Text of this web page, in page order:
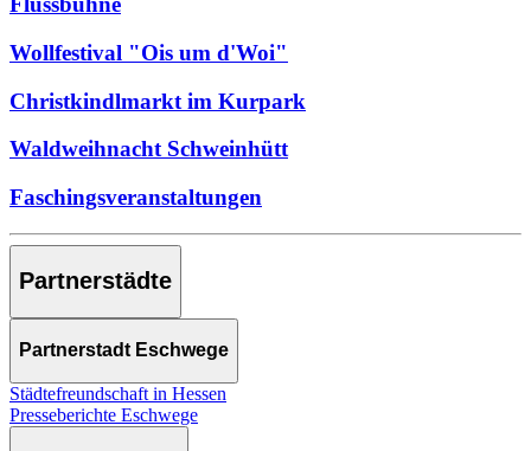
Wollfestival "Ois um d'Woi"
Christkindlmarkt im Kurpark
Waldweihnacht Schweinhütt
Faschingsveranstaltungen
Partnerstädte
Partnerstadt Eschwege
Städtefreundschaft in Hessen
Presseberichte Eschwege